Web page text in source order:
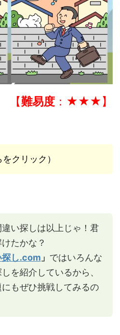
【難易度 ：★★★】
クリック）
い探しは以上じゃ！君
たかな？
探し.com 」 ではいろんな
を紹介しているから、
もぜひ挑戦してみるの